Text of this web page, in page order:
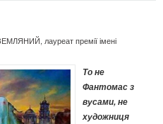
лауреат премії імені
То не
Фантомас з
вусами, не
художниця